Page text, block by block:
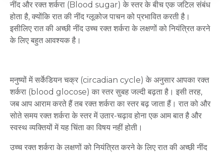
नींद और रक्त शर्करा (Blood sugar) के स्तर के बीच एक जटिल संबंध
होता है, क्योंकि रात की नींद ग्लूकोज पाचन को प्रभावित करती है।
इसीलिए रात की अच्छी नींद उच्च रक्त शर्करा के लक्षणों को नियंत्रित करने
के लिए बहुत आवश्यक है।
मनुष्यों में सर्केडियन चक्र (circadian cycle) के अनुसार आपका रक्त
शर्करा (blood glocose) का स्तर सुबह जल्दी बढ़ता है। इसी तरह,
जब आप आराम करते हैं तब रक्त शर्करा का स्तर बढ़ जाता हैं। रात को और
सोते समय रक्त शर्करा के स्तर में उतार-चढ़ाव होना एक आम बात है और
स्वस्थ व्यक्तियों में यह चिंता का विषय नहीं होती।
उच्च रक्त शर्करा के लक्षणों को नियंत्रित करने के लिए रात की अच्छी नींद